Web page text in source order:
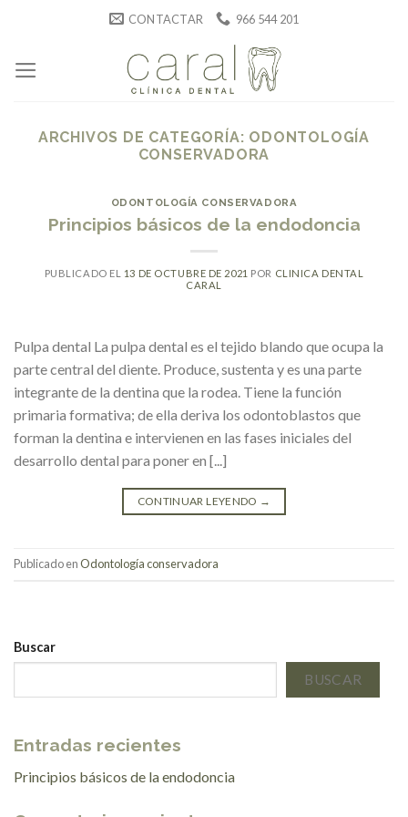
CONTACTAR 966 544 201
ARCHIVOS DE CATEGORÍA: ODONTOLOGÍA
CONSERVADORA
ODONTOLOGÍA CONSERVADORA
Principios básicos de la endodoncia
PUBLICADO EL 13 DE OCTUBRE DE 2021 POR CLINICA DENTAL
CARAL
Pulpa dental La pulpa dental es el tejido blando que ocupa la
parte central del diente. Produce, sustenta y es una parte
integrante de la dentina que la rodea. Tiene la función
primaria formativa; de ella deriva los odontoblastos que
forman la dentina e intervienen en las fases iniciales del
desarrollo dental para poner en [...]
CONTINUAR LEYENDO →
Publicado enOdontología conservadora
Buscar
BUSCAR
Entradas recientes
Principios básicos de la endodoncia